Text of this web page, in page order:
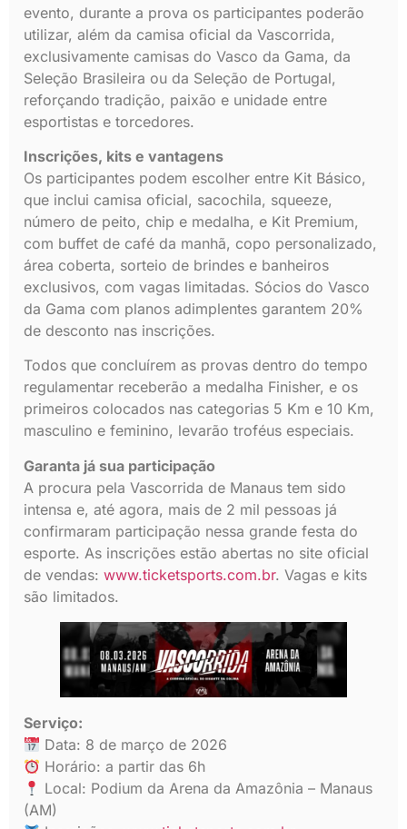
evento, durante a prova os participantes poderão
utilizar, além da camisa oficial da Vascorrida,
exclusivamente camisas do Vasco da Gama, da
Seleção Brasileira ou da Seleção de Portugal,
reforçando tradição, paixão e unidade entre
esportistas e torcedores.
Inscrições, kits e vantagens
Os participantes podem escolher entre Kit Básico,
que inclui camisa oficial, sacochila, squeeze,
número de peito, chip e medalha, e Kit Premium,
com buffet de café da manhã, copo personalizado,
área coberta, sorteio de brindes e banheiros
exclusivos, com vagas limitadas. Sócios do Vasco
da Gama com planos adimplentes garantem 20%
de desconto nas inscrições.
Todos que concluírem as provas dentro do tempo
regulamentar receberão a medalha Finisher, e os
primeiros colocados nas categorias 5 Km e 10 Km,
masculino e feminino, levarão troféus especiais.
Garanta já sua participação
A procura pela Vascorrida de Manaus tem sido
intensa e, até agora, mais de 2 mil pessoas já
confirmaram participação nessa grande festa do
esporte. As inscrições estão abertas no site oficial
de vendas: www.ticketsports.com.br. Vagas e kits
são limitados.
Serviço:
Data: 8 de março de 2026
Horário: a partir das 6h
Local: Podium da Arena da Amazônia – Manaus
(AM)